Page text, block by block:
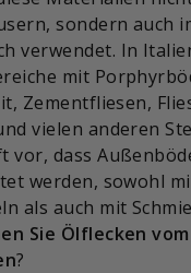
sondern auch
verwendet. In
mit
Zementfliesen,
vielen anderen
vor, dass
werden, sowohl
als auch mit
Sie Ölflecken vom
?